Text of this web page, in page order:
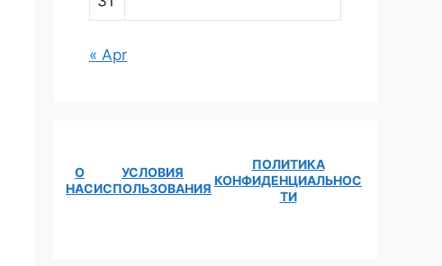
« Apr
О
НАС
УСЛОВИЯ
ИСПОЛЬЗОВАНИЯ
ПОЛИТИКА
КОНФИДЕНЦИАЛЬНОС
ТИ